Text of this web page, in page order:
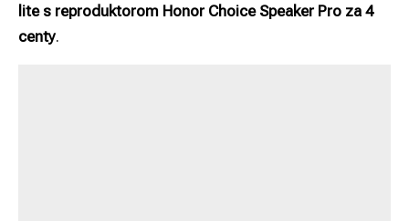
lite s reproduktorom Honor Choice Speaker Pro za 4
centy.